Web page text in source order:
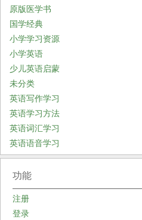
原版医学书
国学经典
小学学习资源
小学英语
少儿英语启蒙
未分类
英语写作学习
英语学习方法
英语词汇学习
英语语音学习
功能
注册
登录